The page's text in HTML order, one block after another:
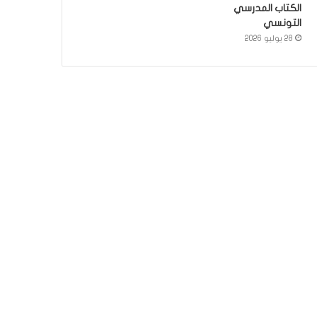
الكتاب المدرسي
التونسي
28 يوليو 2026